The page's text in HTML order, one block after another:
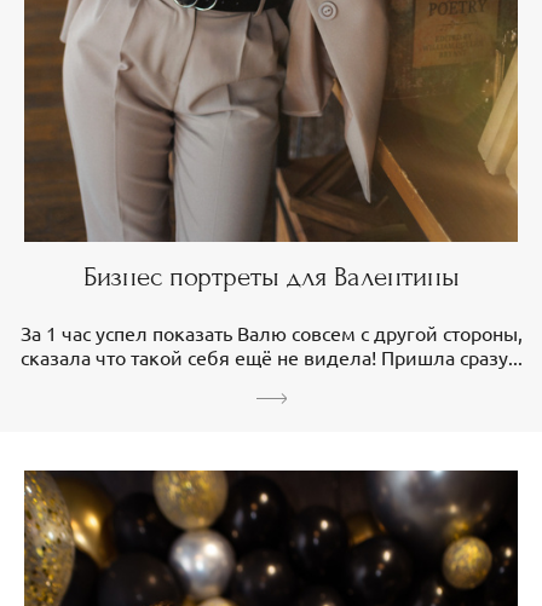
Бизнес портреты для Валентины
За 1 час успел показать Валю совсем с другой стороны,
сказала что такой себя ещё не видела! Пришла сразу...